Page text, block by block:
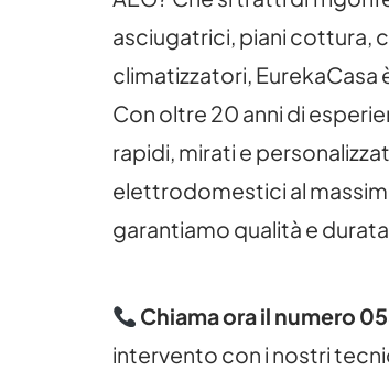
asciugatrici, piani cottura,
climatizzatori, EurekaCasa
Con oltre 20 anni di
rapidi, mirati e
elettrodomestici al
garantiamo qualità e
Chiama ora il numero
intervento con i nostri